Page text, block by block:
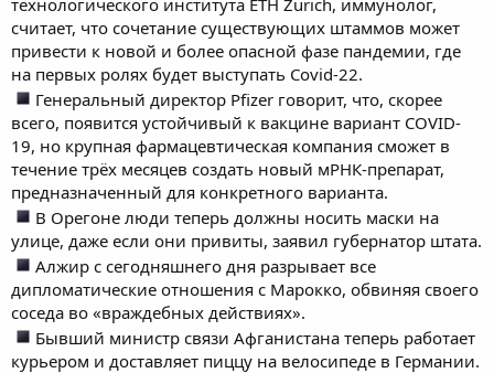
считает, что сочетание существующих штаммов может
привести к новой и более опасной фазе пандемии, где
на первых ролях будет выступать Covid-22.
Генеральный директор Pfizer говорит, что, скорее
всего, появится устойчивый к вакцине вариант COVID-
19, но крупная фармацевтическая компания сможет в
течение трёх месяцев создать новый мРНК-препарат,
предназначенный для конкретного варианта.
В Орегоне люди теперь должны носить маски на
улице, даже если они привиты, заявил губернатор штата.
Алжир с сегодняшнего дня разрывает все
дипломатические отношения с Марокко, обвиняя своего
соседа во «враждебных действиях».
Бывший министр связи Афганистана теперь работает
курьером и доставляет пиццу на велосипеде в Германии.